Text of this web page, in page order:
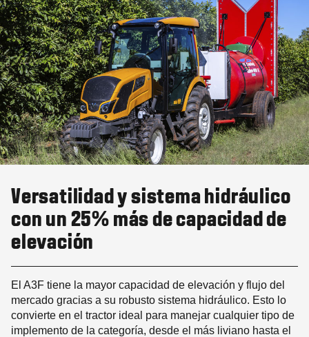
Versatilidad y sistema hidráulico
con un 25% más de capacidad de
elevación
El A3F tiene la mayor capacidad de elevación y flujo del
mercado gracias a su robusto sistema hidráulico. Esto lo
convierte en el tractor ideal para manejar cualquier tipo de
implemento de la categoría, desde el más liviano hasta el